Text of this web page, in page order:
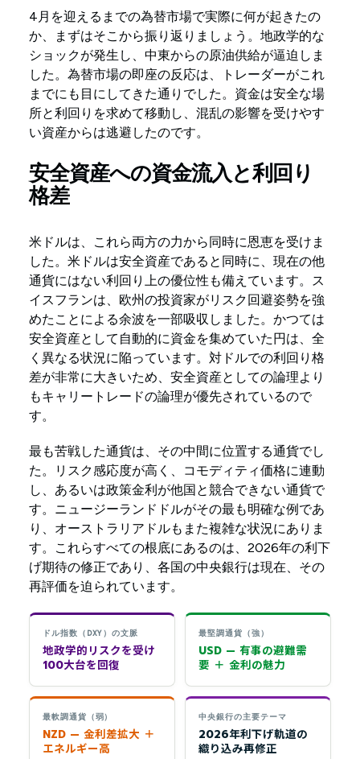
4月を迎えるまでの為替市場で実際に何が起きたの
か、まずはそこから振り返りましょう。地政学的な
ショックが発生し、中東からの原油供給が逼迫しま
した。為替市場の即座の反応は、トレーダーがこれ
までにも目にしてきた通りでした。資金は安全な場
所と利回りを求めて移動し、混乱の影響を受けやす
い資産からは逃避したのです。
安全資産への資金流入と利回り
格差
米ドルは、これら両方の力から同時に恩恵を受けま
した。米ドルは安全資産であると同時に、現在の他
通貨にはない利回り上の優位性も備えています。ス
イスフランは、欧州の投資家がリスク回避姿勢を強
めたことによる余波を一部吸収しました。かつては
安全資産として自動的に資金を集めていた円は、全
く異なる状況に陥っています。対ドルでの利回り格
差が非常に大きいため、安全資産としての論理より
もキャリートレードの論理が優先されているので
す。
最も苦戦した通貨は、その中間に位置する通貨でし
た。リスク感応度が高く、コモディティ価格に連動
し、あるいは政策金利が他国と競合できない通貨で
す。ニュージーランドドルがその最も明確な例であ
り、オーストラリアドルもまた複雑な状況にありま
す。これらすべての根底にあるのは、2026年の利下
げ期待の修正であり、各国の中央銀行は現在、その
再評価を迫られています。
ドル指数（DXY）の文脈
地政学的リスクを受け
100大台を回復
最堅調通貨（強）
USD — 有事の避難需
要 ＋ 金利の魅力
最軟調通貨（弱）
NZD — 金利差拡大 ＋
エネルギー高
中央銀行の主要テーマ
2026年利下げ軌道の
織り込み再修正